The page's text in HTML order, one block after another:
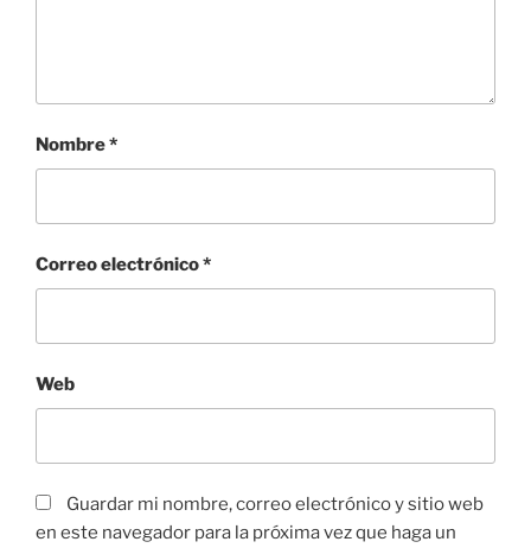
Nombre*
Correo electrónico*
Web
Guardar mi nombre, correo electrónico y sitio web
en este navegador para la próxima vez que haga un